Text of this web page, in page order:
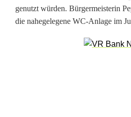
e
r
genutzt würden. Bürgermeisterin
die nahegelegene WC-Anlage im